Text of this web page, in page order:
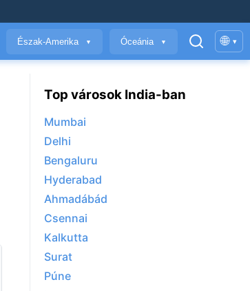
Észak-Amerika ▼ Óceánia ▼ 🌐 ▾
Top városok India-ban
Mumbai
Delhi
Bengaluru
Hyderabad
Ahmadábád
Csennai
Kalkutta
Surat
Púne